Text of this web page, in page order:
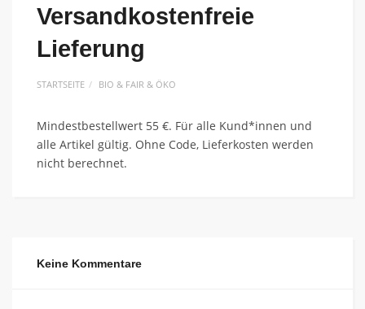
Versandkostenfreie
Lieferung
STARTSEITE BIO & FAIR & ÖKO
Mindestbestellwert 55 €. Für alle Kund*innen und
alle Artikel gültig. Ohne Code, Lieferkosten werden
nicht berechnet.
Keine Kommentare